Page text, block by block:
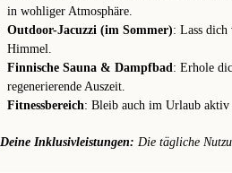
in wohliger Atmosphäre.
Outdoor-Jacuzzi (im Sommer): Lass dich
Himmel.
Finnische Sauna & Dampfbad : Erhole
regenerierende Auszeit.
Fitnessbereich: Bleib auch im Urlaub
Deine Inklusivleistungen: Die tägliche